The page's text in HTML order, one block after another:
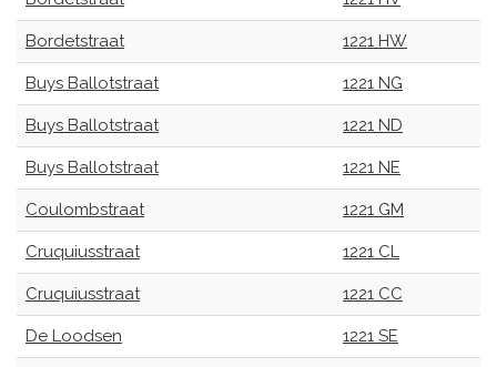
Bordetstraat 1221 HW
Buys Ballotstraat 1221 NG
Buys Ballotstraat 1221 ND
Buys Ballotstraat 1221 NE
Coulombstraat 1221 GM
Cruquiusstraat 1221 CL
Cruquiusstraat 1221 CC
De Loodsen 1221 SE